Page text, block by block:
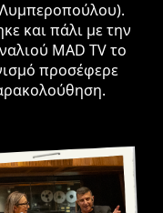
και πάλι με την
MAD TV το
προσέφερε